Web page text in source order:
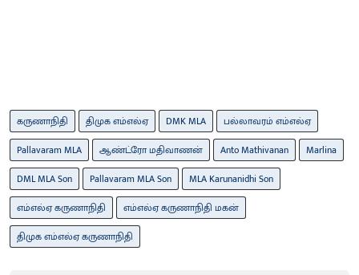
கருணாநிதி திமுக எம்எல்ஏ DMK MLA
பல்லாவரம் எம்எல்ஏ
Pallavaram MLA
ஆண்ட்ரோ மதிவாணன் Anto Mathivanan
Marlina
DML MLA Son
Pallavaram MLA Son
MLA Karunanidhi Son
எம்எல்ஏ கருணாநிதி
எம்எல்ஏ கருணாநிதி மகன்
திமுக எம்எல்ஏ கருணாநிதி